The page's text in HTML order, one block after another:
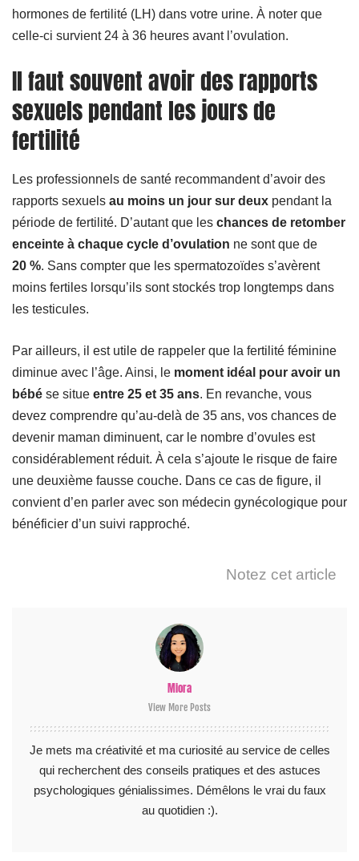
hormones de fertilité (LH) dans votre urine. À noter que
celle-ci survient 24 à 36 heures avant l’ovulation.
Il faut souvent avoir des rapports
sexuels pendant les jours de
fertilité
Les professionnels de santé recommandent d’avoir des
rapports sexuels au moins un jour sur deux pendant la
période de fertilité. D’autant que les chances de retomber
enceinte à chaque cycle d’ovulation ne sont que de
20 %. Sans compter que les spermatozoïdes s’avèrent
moins fertiles lorsqu’ils sont stockés trop longtemps dans
les testicules.
Par ailleurs, il est utile de rappeler que la fertilité féminine
diminue avec l’âge. Ainsi, le moment idéal pour avoir un
bébé se situe entre 25 et 35 ans. En revanche, vous
devez comprendre qu’au-delà de 35 ans, vos chances de
devenir maman diminuent, car le nombre d’ovules est
considérablement réduit. À cela s’ajoute le risque de faire
une deuxième fausse couche. Dans ce cas de figure, il
convient d’en parler avec son médecin gynécologique pour
bénéficier d’un suivi rapproché.
Notez cet article
Miora
View More Posts
Je mets ma créativité et ma curiosité au service de celles
qui recherchent des conseils pratiques et des astuces
psychologiques génialissimes. Démêlons le vrai du faux
au quotidien :).